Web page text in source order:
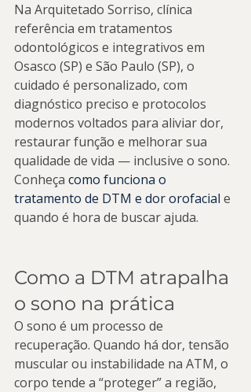
Na Arquitetado Sorriso, clínica
referência em tratamentos
odontológicos e integrativos em
Osasco (SP) e São Paulo (SP), o
cuidado é personalizado, com
diagnóstico preciso e protocolos
modernos voltados para aliviar dor,
restaurar função e melhorar sua
qualidade de vida — inclusive o sono.
Conheça como funciona o
tratamento de DTM e dor orofacial e
quando é hora de buscar ajuda.
Como a DTM atrapalha
o sono na prática
O sono é um processo de
recuperação. Quando há dor, tensão
muscular ou instabilidade na ATM, o
corpo tende a “proteger” a região,